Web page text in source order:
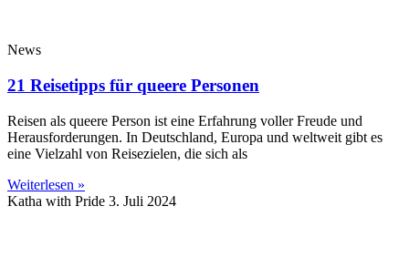
News
21 Reisetipps für queere Personen
Reisen als queere Person ist eine Erfahrung voller Freude und
Herausforderungen. In Deutschland, Europa und weltweit gibt es
eine Vielzahl von Reisezielen, die sich als
Weiterlesen »
Katha with Pride 3. Juli 2024